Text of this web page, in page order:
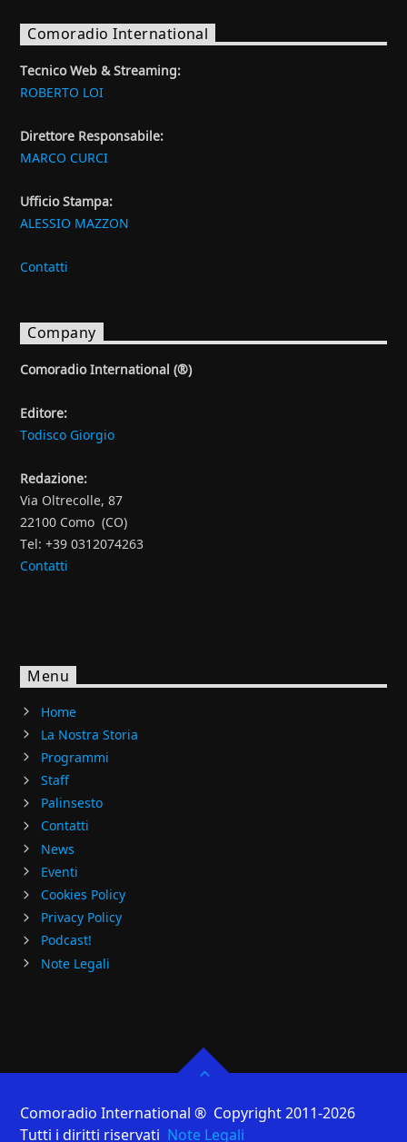
Comoradio International
Tecnico Web & Streaming:
ROBERTO LOI
Direttore Responsabile:
MARCO CURCI
Ufficio Stampa:
ALESSIO MAZZON
Contatti
Company
Comoradio International (®)
Editore:
Todisco Giorgio
Redazione:
Via Oltrecolle, 87
22100 Como (CO)
Tel: +39 0312074263
Contatti
Menu
Home
La Nostra Storia
Programmi
Staff
Palinsesto
Contatti
News
Eventi
Cookies Policy
Privacy Policy
Podcast!
Note Legali
Comoradio International ® Copyright 2011-2026
Tutti i diritti riservati Note Legali